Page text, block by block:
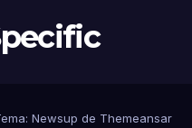
Newsup de Themeansar